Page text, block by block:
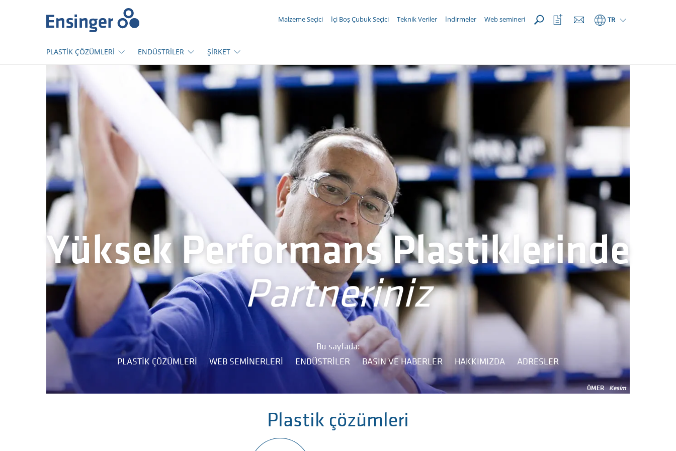
Malzeme Seçici İçi Boş Çubuk Seçici Teknik Veriler İndirmeler Web semineri TR
İzleme
listeni
PLASTİK ÇÖZÜMLERİ ENDÜSTRİLER ŞİRKET
Yüksek Performans Plastiklerinde
Partneriniz
Bu sayfada:
PLASTİK ÇÖZÜMLERİ
WEB SEMINERLERI ENDÜSTRİLER BASIN VE HABERLER HAKKIMIZDA ADRESLER
ÖMER Kesim
Plastik çözümleri